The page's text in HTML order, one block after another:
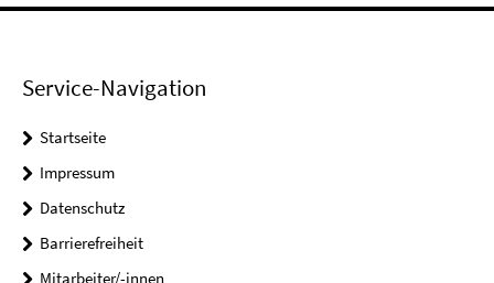
Service-Navigation
Startseite
Impressum
Datenschutz
Barrierefreiheit
Mitarbeiter/-innen